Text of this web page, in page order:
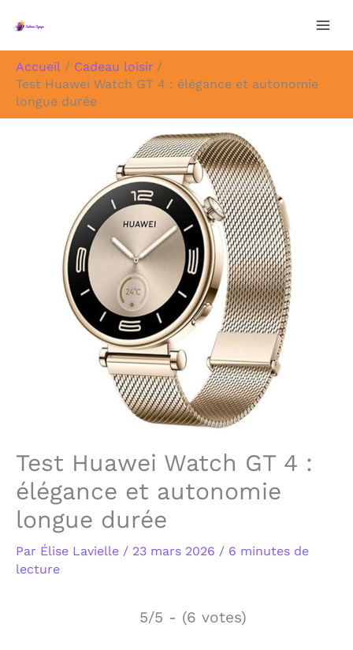
Accueil
Cadeau loisir
Test Huawei Watch GT 4 : élégance et autonomie
longue durée
Test Huawei Watch GT 4 :
élégance et autonomie
longue durée
Par Élise Lavielle / 23 mars 2026 / 6 minutes de
lecture
5/5 - (6 votes)